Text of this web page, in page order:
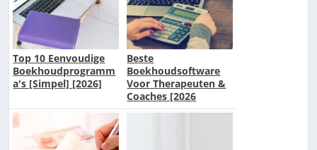
Top 10 Eenvoudige
Boekhoudprogramm
a's [Simpel] [2026]
Beste
Boekhoudsoftware
Voor Therapeuten &
Coaches [2026
Update]